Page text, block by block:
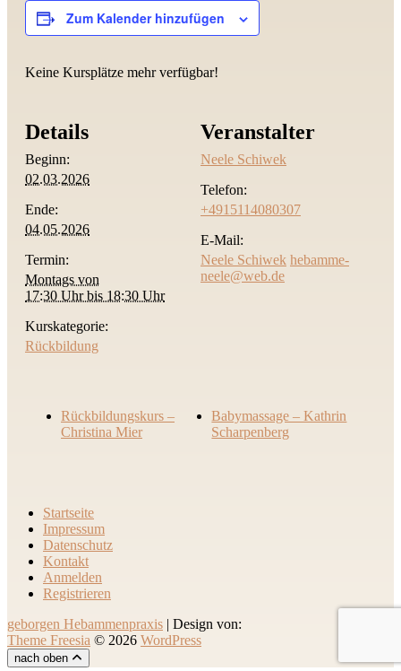
Zum Kalender hinzufügen
Details
Beginn:
02.03.2026
Ende:
04.05.2026
Termin:
Montags von
17:30 Uhr bis 18:30 Uhr
Kurskategorie:
Rückbildung
Veranstalter
Neele Schiwek
Telefon:
+4915114080307
E-Mail:
Neele Schiwek hebamme-
neele@web.de
Keine Kursplätze mehr verfügbar!
Rückbildungskurs –
Christina Mier
Babymassage – Kathrin
Scharpenberg
Startseite
Impressum
Datenschutz
Kontakt
Anmelden
Registrieren
geborgen Hebammenpraxis | Design von:
Theme Freesia © 2026 WordPress
nach oben